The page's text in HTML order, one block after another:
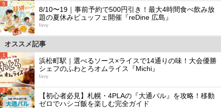
5
8/10〜19｜事前予約で500円引き！最大4時間食べ飲み放
題の夏休みビュッフェ開催『reDine 広島』
favy
オススメ記事
1
浜松町駅｜選べるソース×ライスで14通りの味！大会優勝
シェフのふわとろオムライス『Michi』
favy
2
【初心者必見】札幌・4PLAの『大通バル』を攻略！移動
ゼロでハシゴ飯を楽しむ完全ガイド